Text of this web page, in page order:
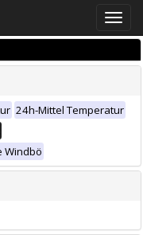
Toggle
24h-Mittel Temperatur
Windbö